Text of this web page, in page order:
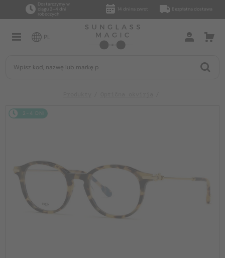
Dostarczymy w
ciągu 2–4 dni
roboczych
14 dni na zwrot Bezpłatna dostawa
PL
2-4 DNI